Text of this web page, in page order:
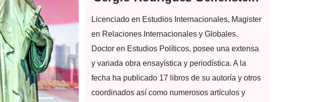
Licenciado en Estudios Internacionales, Magister
en Relaciones Internacionales y Globales.
Doctor en Estudios Políticos, posee una extensa
y variada obra ensayística y periodística. A la
fecha ha publicado 17 libros de su autoría y otros
coordinados así como numerosos artículos y